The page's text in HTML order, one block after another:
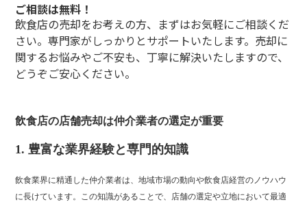
ご相談は無料！
飲食店の売却をお考えの方、まずはお気軽にご相談くだ
さい。専門家がしっかりとサポートいたします。売却に
関するお悩みやご不安も、丁寧に解決いたしますので、
どうぞご安心ください。
飲食店の店舗売却は仲介業者の選定が重要
1.豊富な業界経験と専門的知識
飲食業界に精通した仲介業者は、地域市場の動向や飲食店経営のノウハウ
に長けています。この知識があることで、店舗の選定や立地において最適